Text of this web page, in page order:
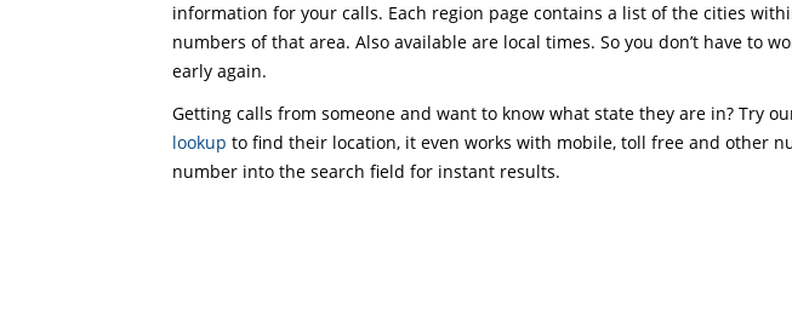
information for your calls. Each region page contains a list of the cities
numbers of that area. Also available are local times. So you don’t have to
early again.
Getting calls from someone and want to know what state they are in? Try
lookup to find their location, it even works with mobile, toll free and other
number into the search field for instant results.